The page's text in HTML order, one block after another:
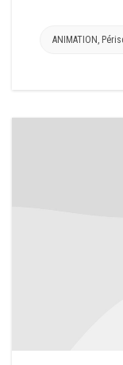
ANIMATION ,